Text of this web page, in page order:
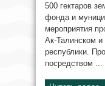
500 гектаров
фонда и
мероприятия
Ак-Талинском и
республики.
посредством ...